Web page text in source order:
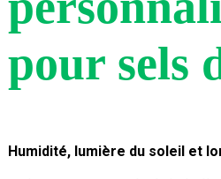
pour sels
Humidité, lumière du soleil et